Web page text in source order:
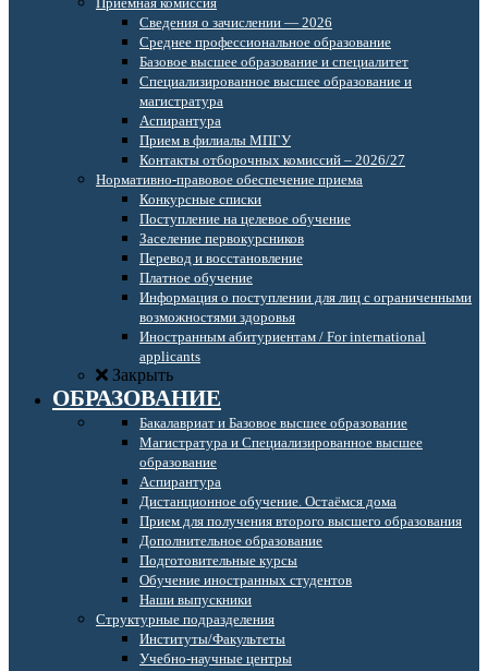
Сведения о зачислении — 2026
Среднее профессиональное образование
Базовое высшее образование и специалитет
Специализированное высшее образование и
магистратура
Аспирантура
Прием в филиалы МПГУ
Контакты отборочных комиссий – 2026/27
Нормативно-правовое обеспечение приема
Конкурсные списки
Поступление на целевое обучение
Заселение первокурсников
Перевод и восстановление
Платное обучение
Информация о поступлении для лиц с ограниченными
возможностями здоровья
Иностранным абитуриентам / For international
applicants
Закрыть
ОБРАЗОВАНИЕ
Бакалавриат и Базовое высшее образование
Магистратура и Специализированное высшее
образование
Аспирантура
Дистанционное обучение. Остаёмся дома
Прием для получения второго высшего образования
Дополнительное образование
Подготовительные курсы
Обучение иностранных студентов
Наши выпускники
Структурные подразделения
Институты/Факультеты
Учебно-научные центры